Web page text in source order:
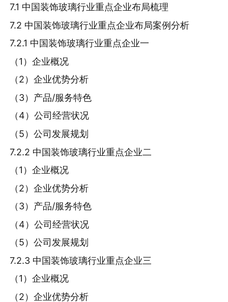
7.1 中国装饰玻璃行业重点企业布局梳理
7.2 中国装饰玻璃行业重点企业布局案例分析
7.2.1 中国装饰玻璃行业重点企业一
（1）企业概况
（2）企业优势分析
（3）产品/服务特色
（4）公司经营状况
（5）公司发展规划
7.2.2 中国装饰玻璃行业重点企业二
（1）企业概况
（2）企业优势分析
（3）产品/服务特色
（4）公司经营状况
（5）公司发展规划
7.2.3 中国装饰玻璃行业重点企业三
（1）企业概况
（2）企业优势分析